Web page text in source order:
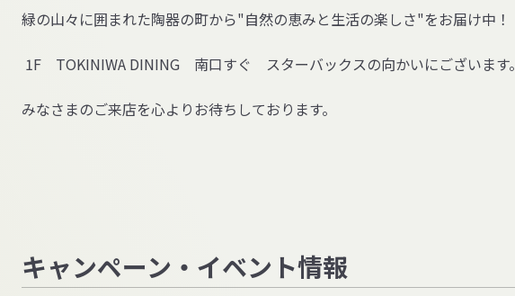
緑の山々に囲まれた陶器の町から"自然の恵みと生活の楽しさ"をお届け中！
1F TOKINIWA DINING 南口すぐ スターバックスの向かいにございます。
みなさまのご来店を心よりお待ちしております。
キャンペーン・イベント情報